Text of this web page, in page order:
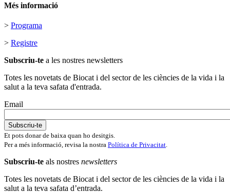
Més informació
> Programa
> Registre
Subscriu-te a les nostres newsletters
Totes les novetats de Biocat i del sector de les ciències de la vida i la
salut a la teva safata d'entrada.
Email
Et pots donar de baixa quan ho desitgis.
Per a més informació, revisa la nostra Política de Privacitat
Subscriu-te als nostres newsletters
Totes les novetats de Biocat i del sector de les ciències de la vida i la
salut a la teva safata d’entrada.